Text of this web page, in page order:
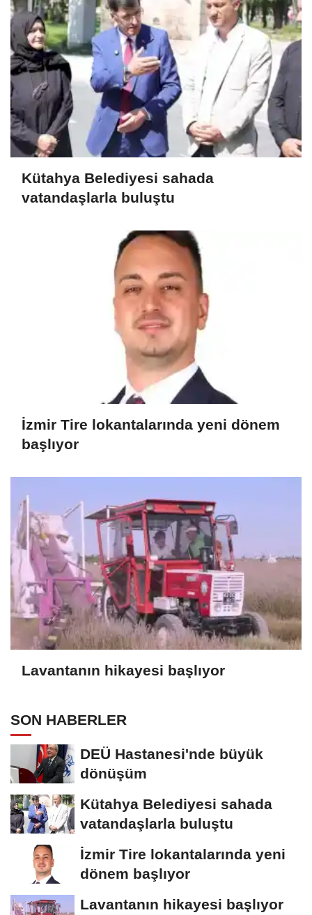
Kütahya Belediyesi sahada
vatandaşlarla buluştu
İzmir Tire lokantalarında yeni dönem
başlıyor
Lavantanın hikayesi başlıyor
SON HABERLER
DEÜ Hastanesi'nde büyük
dönüşüm
Kütahya Belediyesi sahada
vatandaşlarla buluştu
İzmir Tire lokantalarında yeni
dönem başlıyor
Lavantanın hikayesi başlıyor